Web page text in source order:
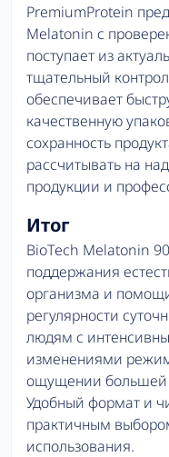
PremiumProtein
Melatonin с
поступает из
тщательный
обеспечивает
качественную
сохранность
рассчитывать на
продукции и
Итог
BioTech Melatonin
поддержания
организма и
регулярности
людям с
изменениями
ощущении большей
Удобный формат и
практичным
использования.